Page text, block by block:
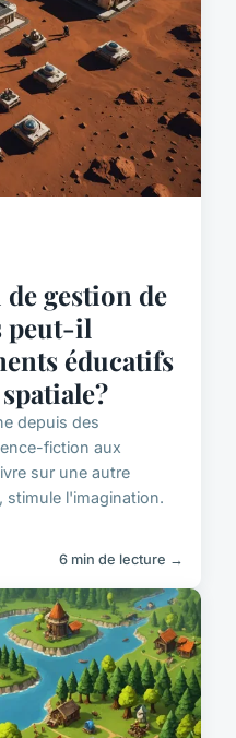
gestion de
peut-il
éducatifs
depuis des
fiction aux
sur une autre
stimule l'imagination.
6 min de lecture →